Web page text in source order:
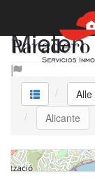
Mieten
Alle
Alicante